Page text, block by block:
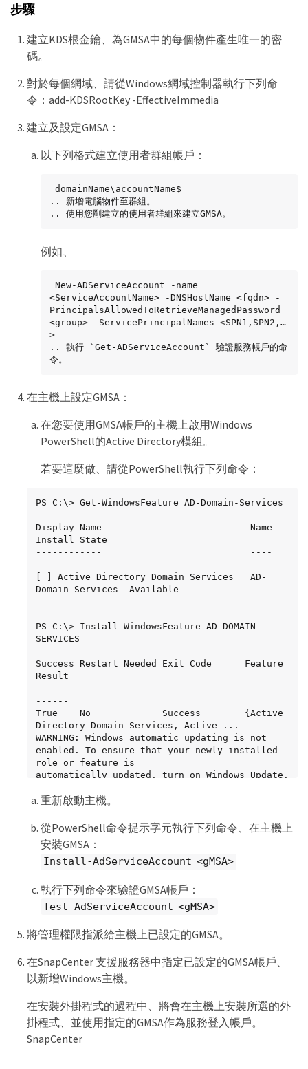
步驟
建立KDS根金鑰、為GMSA中的每個物件產生唯一的密
碼。
對於每個網域、請從Windows網域控制器執行下列命
令：add-KDSRootKey -EffectiveImmedia
建立及設定GMSA：
以下列格式建立使用者群組帳戶：
.. 新增電腦物件至群組。
.. 使用您剛建立的使用者群組來建立GMSA。
例如、
<ServiceAccountName> -DNSHostName <fqdn> -
PrincipalsAllowedToRetrieveManagedPassword
<group> -ServicePrincipalNames <SPN1,SPN2,…
>
.. 執行 `Get-ADServiceAccount` 驗證服務帳戶的命
令。
在主機上設定GMSA：
在您要使用GMSA帳戶的主機上啟用Windows
PowerShell的Active Directory模組。
若要這麼做、請從PowerShell執行下列命令：
PS C:\> Get-WindowsFeature AD-Domain-Services
Display Name                           Name
Install State
------------                           ----
-------------
[ ] Active Directory Domain Services   AD-
Domain-Services  Available
PS C:\> Install-WindowsFeature AD-DOMAIN-
SERVICES
Success Restart Needed Exit Code      Feature
Result
------- -------------- ---------      --------
------
True    No             Success        {Active
Directory Domain Services, Active ...
WARNING: Windows automatic updating is not
enabled. To ensure that your newly-installed
role or feature is
automatically updated, turn on Windows Update.
重新啟動主機。
從PowerShell命令提示字元執行下列命令、在主機上
安裝GMSA：
Install-AdServiceAccount <gMSA>
執行下列命令來驗證GMSA帳戶：
Test-AdServiceAccount <gMSA>
將管理權限指派給主機上已設定的GMSA。
在SnapCenter 支援服務器中指定已設定的GMSA帳戶、
以新增Windows主機。
在安裝外掛程式的過程中、將會在主機上安裝所選的外
掛程式、並使用指定的GMSA作為服務登入帳戶。
SnapCenter